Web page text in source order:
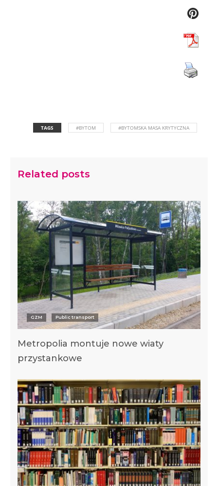
TAGS #BYTOM #BYTOMSKA MASA KRYTYCZNA
Related posts
GZM Public transport
Metropolia montuje nowe wiaty
przystankowe